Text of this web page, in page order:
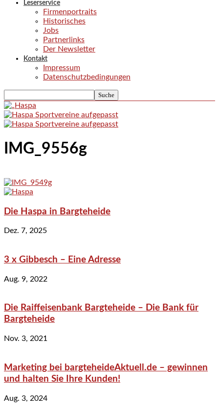
Leserservice
Firmenportraits
Historisches
Jobs
Partnerlinks
Der Newsletter
Kontakt
Impressum
Datenschutzbedingungen
IMG_9556g
Die Haspa in Bargteheide
Dez. 7, 2025
3 x Gibbesch – Eine Adresse
Aug. 9, 2022
Die Raiffeisenbank Bargteheide – Die Bank für
Bargteheide
Nov. 3, 2021
Marketing bei bargteheideAktuell.de – gewinnen
und halten Sie Ihre Kunden!
Aug. 3, 2024